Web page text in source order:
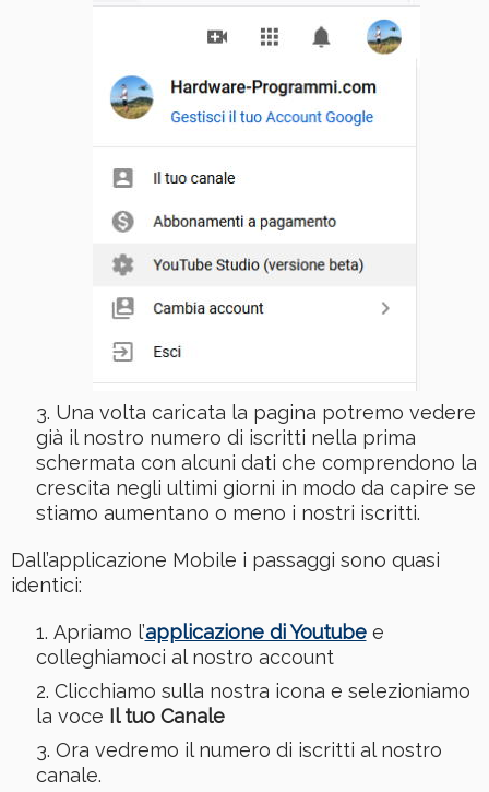
Una volta caricata la pagina potremo vedere
già il nostro numero di iscritti nella prima
schermata con alcuni dati che comprendono la
crescita negli ultimi giorni in modo da capire se
stiamo aumentano o meno i nostri iscritti.
Dall’applicazione Mobile i passaggi sono quasi
identici:
Apriamo l’applicazione di Youtubee
colleghiamoci al nostro account
Clicchiamo sulla nostra icona e selezioniamo
la voce Il tuo Canale
Ora vedremo il numero di iscritti al nostro
canale.